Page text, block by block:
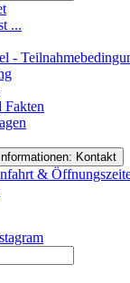
...
-
Fakten
Kontakt
&